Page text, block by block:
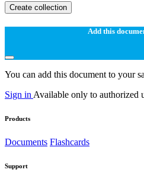
Create collection
Add this
You can add this document to your
Sign in Available only to authorized
Products
Documents Flashcards
Support